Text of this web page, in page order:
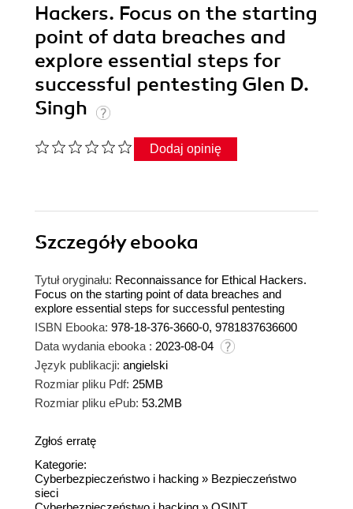
Hackers. Focus on the starting
point of data breaches and
explore essential steps for
successful pentesting Glen D.
Singh
Dodaj opinię
Szczegółyebooka
Tytuł oryginału: Reconnaissance for Ethical Hackers.
Focus on the starting point of data breaches and
explore essential steps for successful pentesting
ISBN Ebooka: 978-18-376-3660-0, 9781837636600
Data wydania ebooka : 2023-08-04
Język publikacji: angielski
Rozmiar pliku Pdf: 25MB
Rozmiar pliku ePub: 53.2MB
Zgłoś erratę
Kategorie:
Cyberbezpieczeństwo i hacking » Bezpieczeństwo
sieci